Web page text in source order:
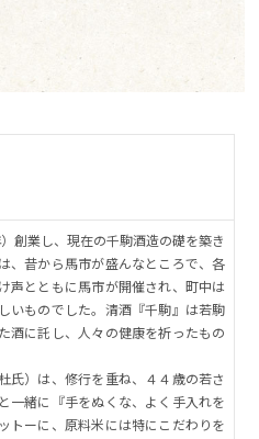
創業し、現在の千駒酒造の礎を築き
、昔から馬市が盛んなところで、各
声とともに馬市が開催され、町中は
いものでした。清酒『千駒』は若駒
酒に託し、人々の健康を祈ったもの
氏）は、修行を重ね、４４歳の若さ
一緒に『手をぬくな、よく手入れを
トーに、原料米には特にこだわりを